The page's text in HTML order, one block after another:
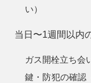
い）
当日〜1週間以内
ガス開栓立ち会
鍵・防犯の確認